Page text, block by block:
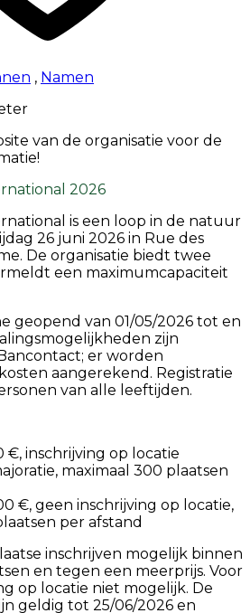
, Namen
van de organisatie voor de
2026
is een loop in de natuur
26 juni 2026 in Rue des
De organisatie biedt twee
een maximumcapaciteit
geopend van 01/05/2026 tot en
zijn
er worden
aangerekend. Registratie
van alle leeftijden.
€, inschrijving op locatie
maximaal 300 plaatsen
€, geen inschrijving op locatie,
per afstand
inschrijven mogelijk binnen
en tegen een meerprijs. Voor
op locatie niet mogelijk. De
geldig tot 25/06/2026 en